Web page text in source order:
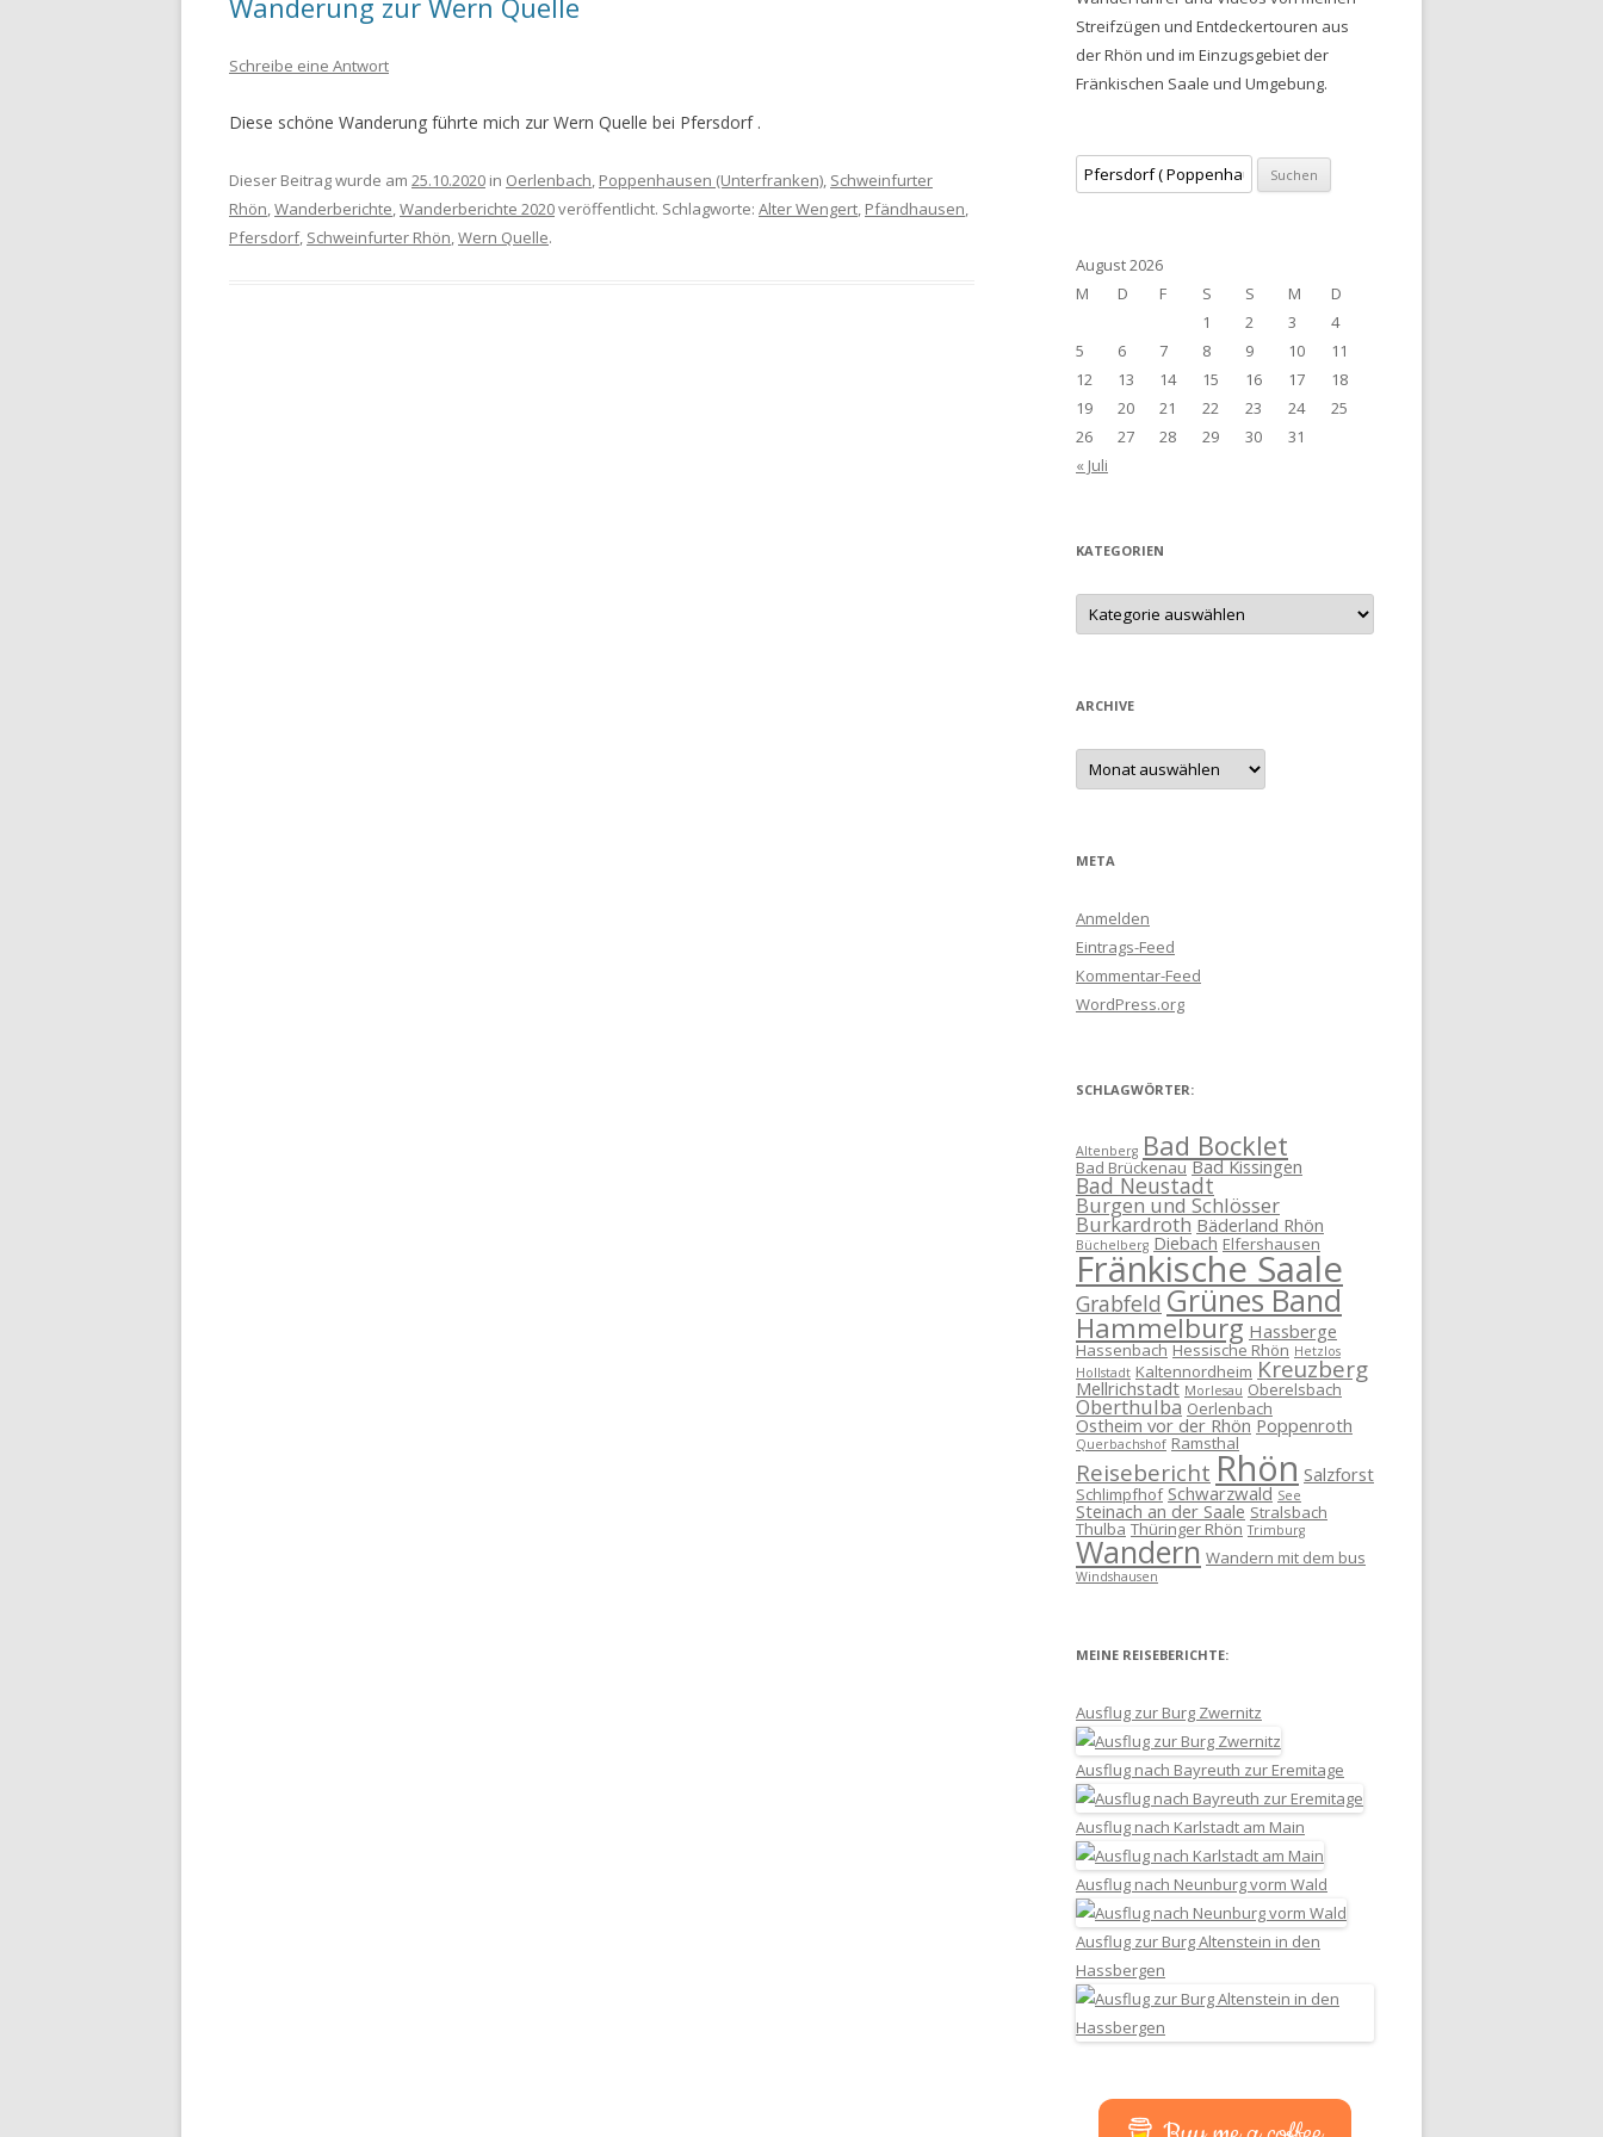
MEINE WANDERUNGEN VOM
KREUZBERG BIS HAMMELBURG
MAINTAL
Wanderung zur Wern Quelle
Schreibe eine Antwort
Diese schöne Wanderung führte mich zur Wern Quelle bei Pfersdorf .
Dieser Beitrag wurde am 25.10.2020 in Oerlenbach, Poppenhausen (Unterfranken), Schweinfurter
Rhön,Wanderberichte,Wanderberichte 2020veröffentlicht. Schlagworte: Alter Wengert, Pfändhausen,
Pfersdorf, Schweinfurter Rhön,Wern Quelle.
Streifzügen und Entdeckertouren aus
der Rhön und im Einzugsgebiet der
Fränkischen Saale und Umgebung.
Suchen
nach:
August 2026
M
D F S S M
D
1
2 3
4
5
6 7 8 9 10
11
12
13 14 15 16 17
18
19
20 21 22 23 24
25
26
27 28 29 30
31
« Juli
KATEGORIEN
Kategorien
ARCHIVE
Archive
META
Anmelden
Eintrags-Feed
Kommentar-Feed
WordPress.org
SCHLAGWÖRTER:
Altenberg Bad Bocklet
Bad Brückenau Bad Kissingen
Bad Neustadt
Burgen und Schlösser
Burkardroth Bäderland Rhön
Büchelberg Diebach Elfershausen
Fränkische Saale
Grabfeld Grünes Band
Hammelburg Hassberge
Hassenbach Hessische Rhön Hetzlos
Hollstadt Kaltennordheim Kreuzberg
Mellrichstadt Morlesau Oberelsbach
Oberthulba Oerlenbach
Ostheim vor der Rhön Poppenroth
Querbachshof Ramsthal
ReiseberichtRhön Salzforst
Schlimpfhof Schwarzwald See
Steinach an der Saale Stralsbach
Thulba Thüringer Rhön Trimburg
Wandern Wandern mit dem bus
Windshausen
MEINE REISEBERICHTE:
Ausflug zur Burg Zwernitz
Ausflug nach Bayreuth zur Eremitage
Ausflug nach Karlstadt am Main
Ausflug nach Neunburg vorm Wald
Ausflug zur Burg Altenstein in den
Hassbergen